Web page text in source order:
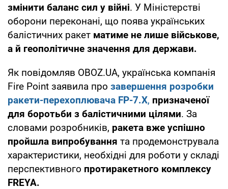
змінити баланс сил у війні. У Міністерстві
оборони переконані, що поява українських
балістичних ракет матиме не лише військове,
а й геополітичне значення для держави.
Як повідомляв OBOZ.UA, українська компанія
Fire Point заявила про завершення розробки
ракети-перехоплювача FP-7.X, призначеної
для боротьби з балістичними цілями. За
словами розробників, ракета вже успішно
пройшла випробування та продемонструвала
характеристики, необхідні для роботи у складі
перспективного протиракетного комплексу
FREYA.